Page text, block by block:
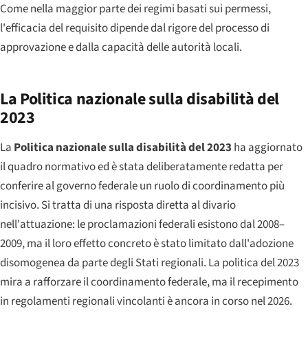
Come nella maggior parte dei regimi basati sui permessi,
l'efficacia del requisito dipende dal rigore del processo di
approvazione e dalla capacità delle autorità locali.
La Politica nazionale sulla disabilità del
2023
La Politica nazionale sulla disabilità del 2023 ha aggiornato
il quadro normativo ed è stata deliberatamente redatta per
conferire al governo federale un ruolo di coordinamento più
incisivo. Si tratta di una risposta diretta al divario
nell'attuazione: le proclamazioni federali esistono dal 2008–
2009, ma il loro effetto concreto è stato limitato dall'adozione
disomogenea da parte degli Stati regionali. La politica del 2023
mira a rafforzare il coordinamento federale, ma il recepimento
in regolamenti regionali vincolanti è ancora in corso nel 2026.